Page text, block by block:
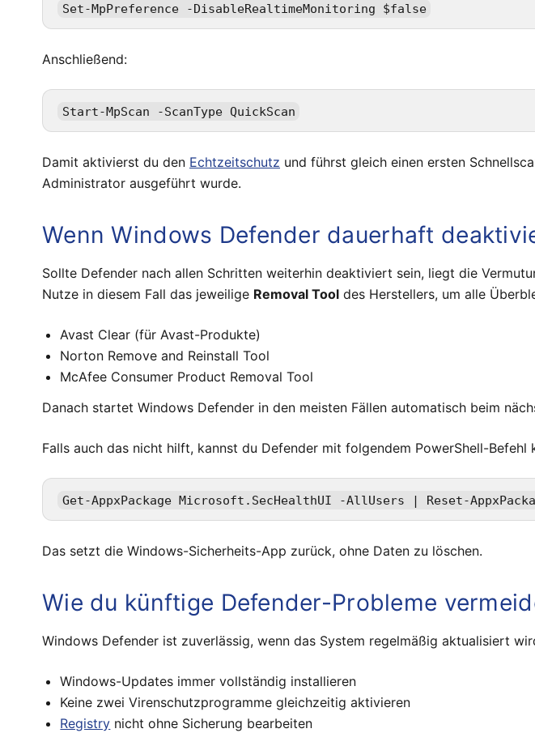
Set-MpPreference -DisableRealtimeMonitoring $false
Anschließend:
Damit aktivierst du den Echtzeitschutz und führst gleich einen ersten
Administrator ausgeführt wurde.
Wenn Windows Defender dauerhaft
Sollte Defender nach allen Schritten weiterhin deaktiviert sein, liegt die
Nutze in diesem Fall das jeweilige Removal Tool des Herstellers, um alle
Avast Clear (für Avast-Produkte)
Norton Remove and Reinstall Tool
McAfee Consumer Product Removal Tool
Danach startet Windows Defender in den meisten Fällen automatisch beim
Falls auch das nicht hilft, kannst du Defender mit folgendem PowerShell-Befehl
Das setzt die Windows-Sicherheits-App zurück, ohne Daten zu löschen.
Wie du künftige Defender-Probleme
Windows Defender ist zuverlässig, wenn das System regelmäßig aktualisiert
Windows-Updates immer vollständig installieren
Keine zwei Virenschutzprogramme gleichzeitig aktivieren
Registry nicht ohne Sicherung bearbeiten